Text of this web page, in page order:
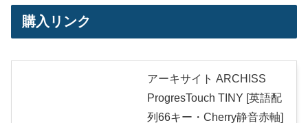
購入リンク
アーキサイト ARCHISS
ProgresTouch TINY [英語配
列66キー・Cherry静音赤軸]